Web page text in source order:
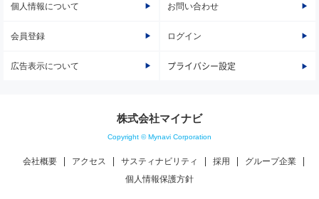
個人情報について お問い合わせ
会員登録 ログイン
広告表示について プライバシー設定
株式会社マイナビ
Copyright © Mynavi Corporation
会社概要 アクセス サスティナビリティ 採用
グループ企業
個人情報保護方針